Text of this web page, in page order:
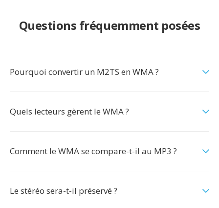
Questions fréquemment posées
Pourquoi convertir un M2TS en WMA ?
Quels lecteurs gèrent le WMA ?
Comment le WMA se compare-t-il au MP3 ?
Le stéréo sera-t-il préservé ?